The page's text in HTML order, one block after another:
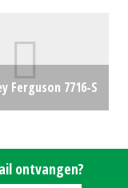
€48500
Ferguson 7716-S
ontvangen?